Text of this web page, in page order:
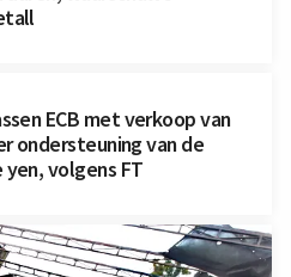
ECB met verkoop van
ondersteuning van de
yen, volgens FT